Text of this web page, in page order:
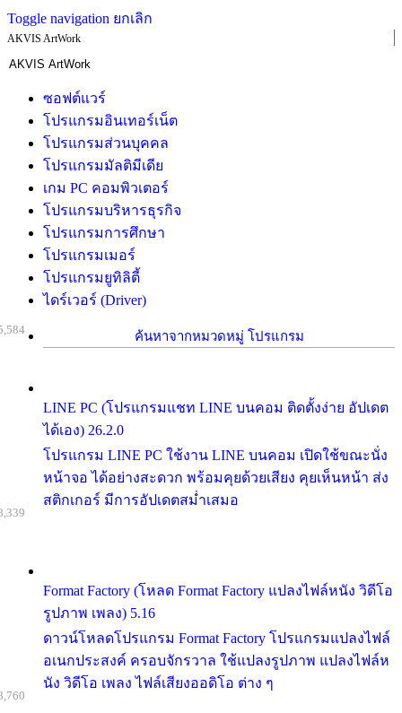
Toggle navigation ยกเลิก
AKVIS ArtWork
ซอฟต์แวร์
โปรแกรมอินเทอร์เน็ต
โปรแกรมส่วนบุคคล
โปรแกรมมัลติมีเดีย
เกม PC คอมพิวเตอร์
โปรแกรมบริหารธุรกิจ
โปรแกรมการศึกษา
โปรแกรมเมอร์
โปรแกรมยูทิลิตี้
ไดร์เวอร์ (Driver)
ค้นหาจากหมวดหมู่ โปรแกรม
LINE PC (โปรแกรมแชท LINE บนคอม ติดตั้งง่าย อัปเดต
ได้เอง) 26.2.0
โปรแกรม LINE PC ใช้งาน LINE บนคอม เปิดใช้ขณะนั่ง
หน้าจอ ได้อย่างสะดวก พร้อมคุยด้วยเสียง คุยเห็นหน้า ส่ง
สติกเกอร์ มีการอัปเดตสม่ำเสมอ
Format Factory (โหลด Format Factory แปลงไฟล์หนัง วิดีโอ
รูปภาพ เพลง) 5.16
ดาวน์โหลดโปรแกรม Format Factory โปรแกรมแปลงไฟล์
อเนกประสงค์ ครอบจักรวาล ใช้แปลงรูปภาพ แปลงไฟล์ห
นัง วิดีโอ เพลง ไฟล์เสียงออดิโอ ต่าง ๆ